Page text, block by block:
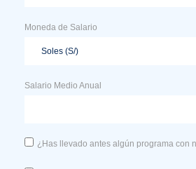
Moneda de Salario
Salario Medio Anual
¿Has llevado antes algún programa con